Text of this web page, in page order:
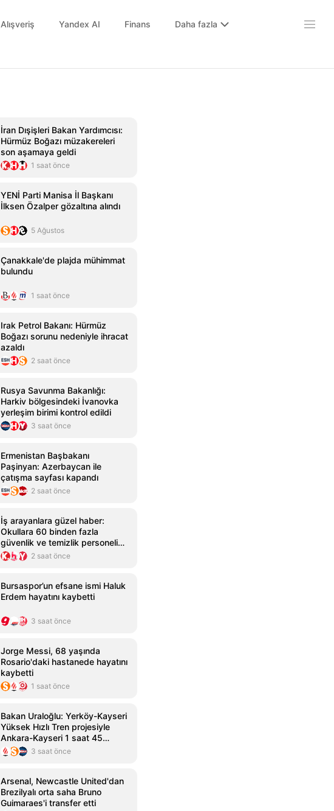
Alışveriş Yandex AI Finans Daha fazla
İran Dışişleri Bakan Yardımcısı:
Hürmüz Boğazı müzakereleri
son aşamaya geldi
1 saat önce
YENİ Parti Manisa İl Başkanı
İlksen Özalper gözaltına alındı
5 Ağustos
Çanakkale'de plajda mühimmat
bulundu
1 saat önce
Irak Petrol Bakanı: Hürmüz
Boğazı sorunu nedeniyle ihracat
azaldı
2 saat önce
Rusya Savunma Bakanlığı:
Harkiv bölgesindeki İvanovka
yerleşim birimi kontrol edildi
3 saat önce
Ermenistan Başbakanı
Paşinyan: Azerbaycan ile
çatışma sayfası kapandı
2 saat önce
İş arayanlara güzel haber:
Okullara 60 binden fazla
güvenlik ve temizlik personeli
alınacak2 saat önce
Bursaspor’un efsane ismi Haluk
Erdem hayatını kaybetti
3 saat önce
Jorge Messi, 68 yaşında
Rosario'daki hastanede hayatını
kaybetti
1 saat önce
Bakan Uraloğlu: Yerköy-Kayseri
Yüksek Hızlı Tren projesiyle
Ankara-Kayseri 1 saat 45
dakika olacak
3 saat önce
Arsenal, Newcastle United'dan
Brezilyalı orta saha Bruno
Guimaraes'i transfer etti